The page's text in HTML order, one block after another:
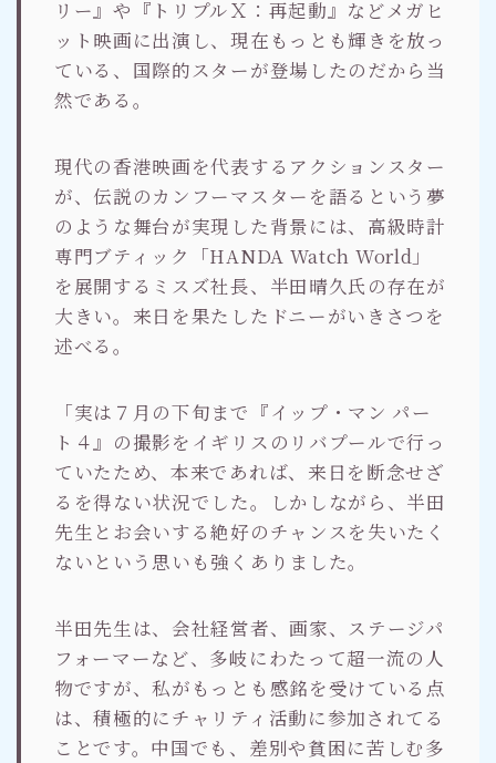
リー』や『トリプルＸ：再起動』などメガヒ
ット映画に出演し、現在もっとも輝きを放っ
ている、国際的スターが登場したのだから当
然である。
現代の香港映画を代表するアクションスター
が、伝説のカンフーマスターを語るという夢
のような舞台が実現した背景には、高級時計
専門ブティック「HANDA Watch World」
を展開するミスズ社長、半田晴久氏の存在が
大きい。来日を果たしたドニーがいきさつを
述べる。
「実は７月の下旬まで『イップ・マン パー
ト４』の撮影をイギリスのリバプールで行っ
ていたため、本来であれば、来日を断念せざ
るを得ない状況でした。しかしながら、半田
先生とお会いする絶好のチャンスを失いたく
ないという思いも強くありました。
半田先生は、会社経営者、画家、ステージパ
フォーマーなど、多岐にわたって超一流の人
物ですが、私がもっとも感銘を受けている点
は、積極的にチャリティ活動に参加されてる
ことです。中国でも、差別や貧困に苦しむ多